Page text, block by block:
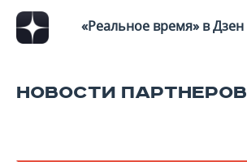
ФИГУРНОЕ КАТАНИЕ
ХОККЕЙ С МЯЧОМ
МЕДИЦИНА
ПРОИСШЕСТВИЯ
«Реальное время» в Дзен
НОВОСТИ ПАРТНЕРОВ